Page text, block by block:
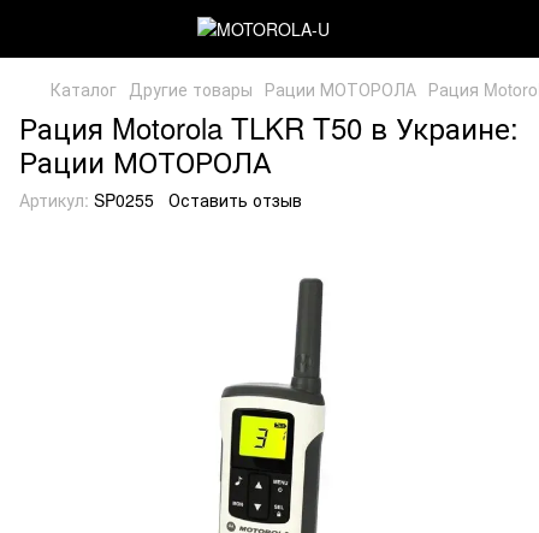
Каталог Другие товары Рации МОТОРОЛА Рация
Рация Motorola TLKR T50 в Украине:
Рации МОТОРОЛА
Артикул: SP0255 Оставить отзыв